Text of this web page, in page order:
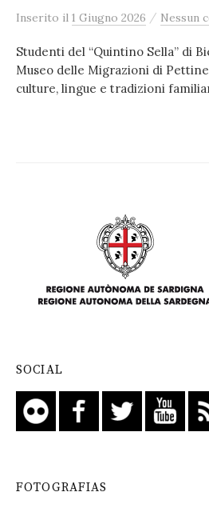
Inserito il 1 Giugno 2026 / Nessun
Studenti del “Quintino Sella” di
Museo delle Migrazioni di
culture, lingue e tradizioni
SOCIAL
FOTOGRAFIAS